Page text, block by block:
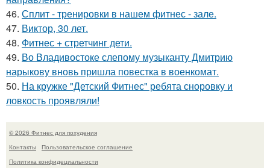
46. Сплит - тренировки в нашем фитнес - зале.
47. Виктор, 30 лет.
48. Фитнес + стретчинг дети.
49. Во Владивостоке слепому музыканту Дмитрию
нарыкову вновь пришла повестка в военкомат.
50. На кружке "Детский Фитнес" ребята сноровку и
ловкость проявляли!
© 2026 Фитнес для похудения
Контакты
Пользовательское соглашение
Политика конфидециальности